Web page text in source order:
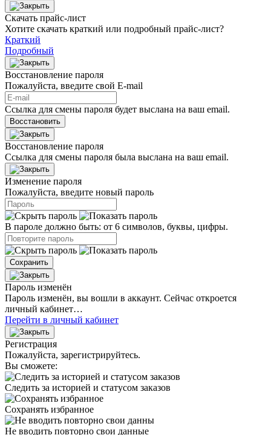
Скачать прайс-лист
Хотите скачать краткий или подробный прайс-лист?
Краткий
Подробный
Восстановление пароля
Пожалуйста, введите свой E‑mail
Ссылка для смены пароля будет выслана на ваш email.
Восстановить
Восстановление пароля
Ссылка для смены пароля была выслана на ваш email.
Изменение пароля
Пожалуйста, введите новый пароль
В пароле должно быть: от 6 символов, буквы, цифры.
Сохранить
Пароль изменён
Пароль изменён, вы вошли в аккаунт. Сейчас откроется
личный кабинет…
Перейти в личный кабинет
Регистрация
Пожалуйста, зарегистрируйтесь.
Вы сможете:
Следить за историей и статусом заказов
Сохранять избранное
Не вводить повторно свои данные